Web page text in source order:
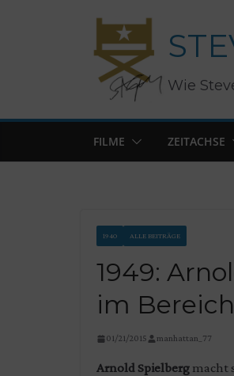
Wie
FILME ZEITACHSE
1940 ALLE BEITRÄGE
1949:
im
01/21/2015 manhattan_77
Arnold Spielberg macht